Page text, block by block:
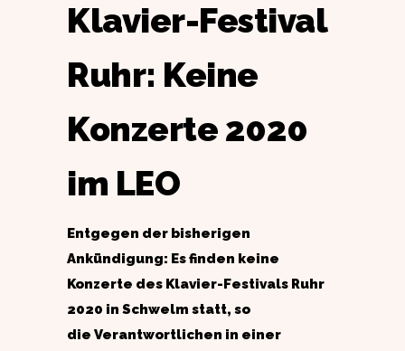
Klavier-Festival
Ruhr: Keine
Konzerte 2020
im LEO
Entgegen der bisherigen
Ankündigung: Es finden keine
Konzerte des Klavier-Festivals Ruhr
2020 in Schwelm statt, so
die Verantwortlichen in einer